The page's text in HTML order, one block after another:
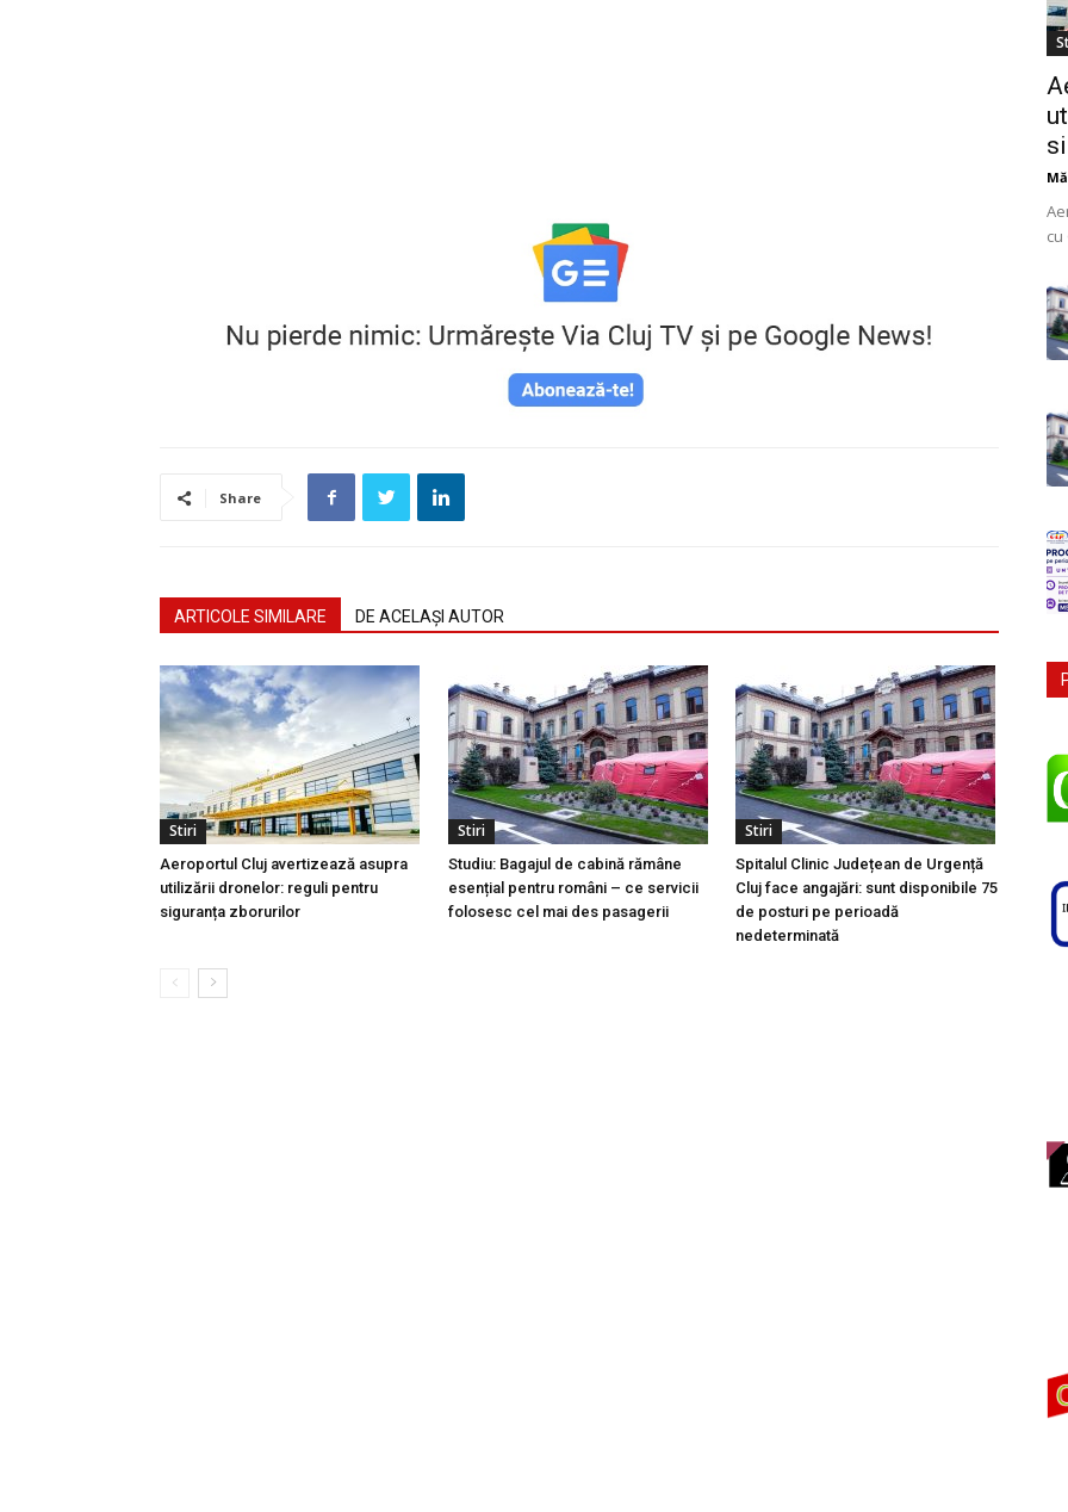
Share
ARTICOLE SIMILARE DE ACELAȘI AUTOR
Stiri
Aeroportul Cluj avertizează asupra
utilizării dronelor: reguli pentru
siguranța zborurilor
Stiri
Studiu: Bagajul de cabină rămâne
esențial pentru români – ce servicii
folosesc cel mai des pasagerii
Stiri
Spitalul Clinic Județean de Urgență
Cluj face angajări: sunt disponibile 75
de posturi pe perioadă
nedeterminată